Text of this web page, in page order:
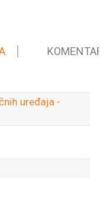
uređaja -